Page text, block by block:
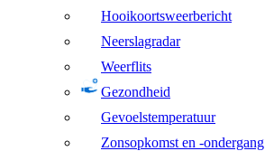
Hooikoortsweerbericht
Neerslagradar
Weerflits
Gezondheid
Gevoelstemperatuur
Zonsopkomst en -ondergang